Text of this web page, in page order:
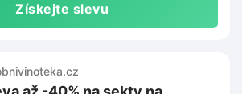
Získejte slevu